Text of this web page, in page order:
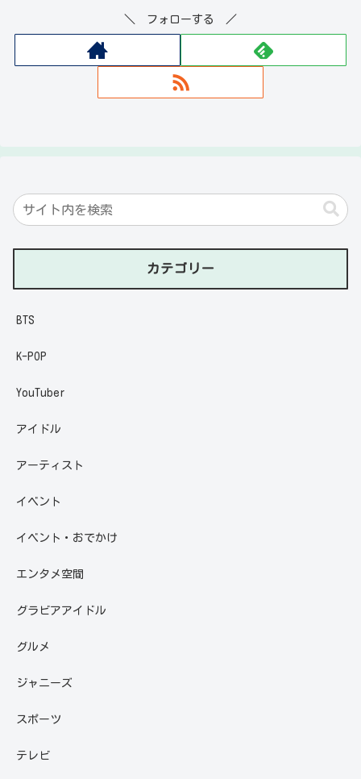
＼ フォローする ／
カテゴリー
BTS
K-POP
YouTuber
アイドル
アーティスト
イベント
イベント・おでかけ
エンタメ空間
グラビアアイドル
グルメ
ジャニーズ
スポーツ
テレビ